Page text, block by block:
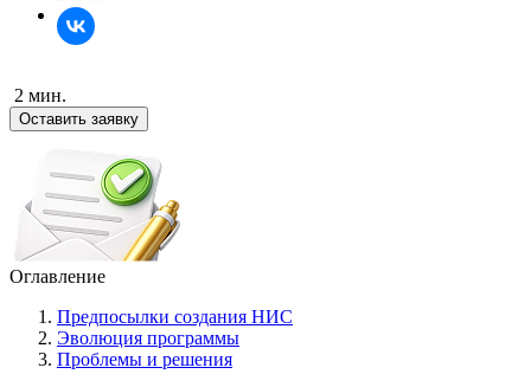
2 мин.
Оставить заявку
Оглавление
Предпосылки создания НИС
Эволюция программы
Проблемы и решения